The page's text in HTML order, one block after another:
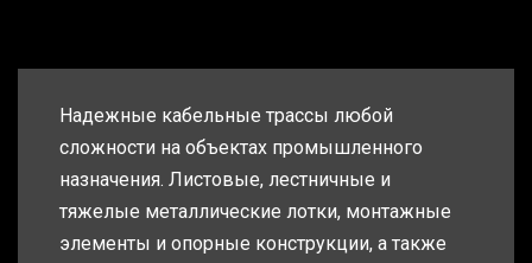
Надежные кабельные трассы любой
сложности на объектах промышленного
назначения. Листовые, лестничные и
тяжелые металлические лотки, монтажные
элементы и опорные конструкции, а также